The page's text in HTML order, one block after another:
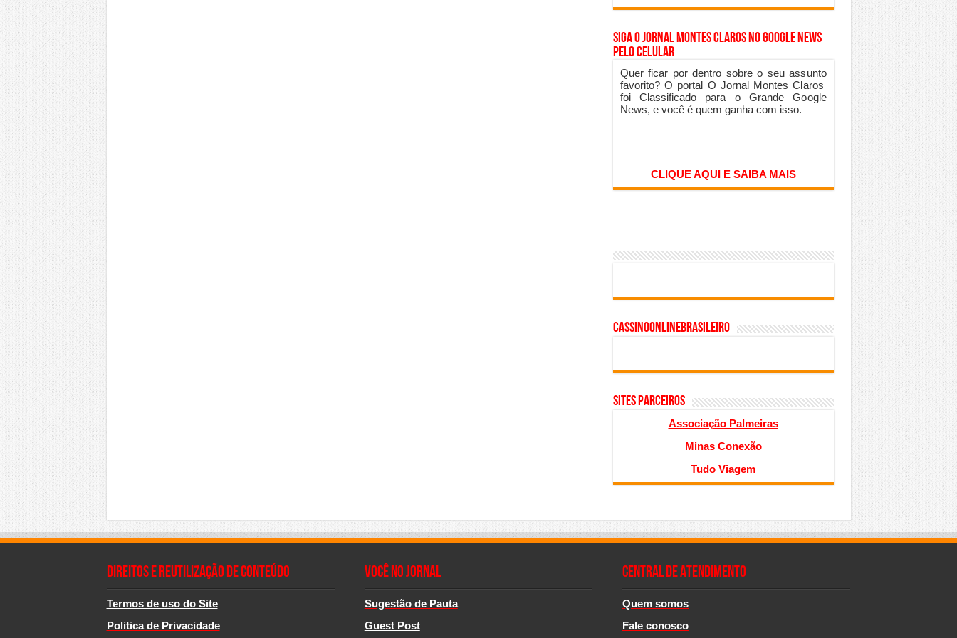
Siga o Jornal Montes Claros no Google News
pelo Celular
Quer ficar por dentro sobre o seu assunto
favorito? O portal O Jornal Montes Claros
foi Classificado para o Grande Google
News, e você é quem ganha com isso.
CLIQUE AQUI E SAIBA MAIS
cassinoonlinebrasileiro
SITES PARCEIROS
Associação Palmeiras
Minas Conexão
Tudo Viagem
Direitos e Reutilização de Conteúdo
Termos de uso do Site
Politica de Privacidade
Você no Jornal
Sugestão de Pauta
Guest Post
CENTRAL DE ATENDIMENTO
Quem somos
Fale conosco